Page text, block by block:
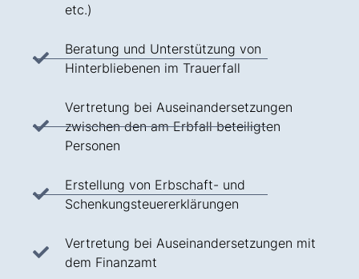
etc.)
Beratung und Unterstützung von
Hinterbliebenen im Trauerfall
Vertretung bei Auseinandersetzungen
zwischen den am Erbfall beteiligten
Personen
Erstellung von Erbschaft- und
Schenkungsteuererklärungen
Vertretung bei Auseinandersetzungen mit
dem Finanzamt